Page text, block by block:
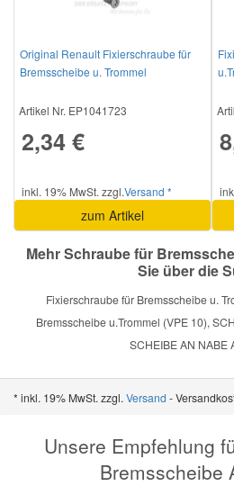
Original Renault Fixierschraube für
Bremsscheibe u. Trommel
Artikel Nr. EP1041723
2,34 €
inkl. 19% MwSt. zzgl.Versand *
zum Artikel
Mehr Schraube für
Sie über die
Fixierschraube für Bremsscheibe u.
Bremsscheibe u.Trommel (VPE 10),
SCHEIBE AN NABE
* inkl. 19% MwSt. zzgl. Versand -
Unsere Empfehlung
Bremsscheibe
Smart Ersatzteile
Toyota Ersatzteile
Vauxhall Ersatzteile
Volvo Ersatzteile